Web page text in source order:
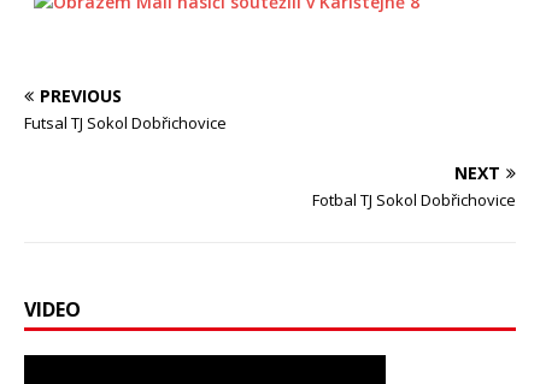
PREVIOUS
Futsal TJ Sokol Dobřichovice
NEXT
Fotbal TJ Sokol Dobřichovice
VIDEO